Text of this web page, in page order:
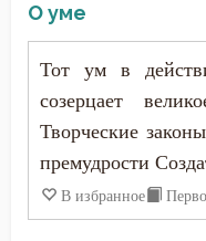
Будущее
Ведение
Вера
Вечные муки
Григорий Богослов
Григорий Великий
Григорий Нисский
Григорий Палама
О уме
Тот ум в
созерцает
Творческие
премудрости
В избранное